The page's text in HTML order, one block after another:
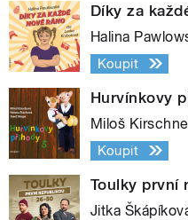
Díky za
Halina
Koupit
Hurvínkovy
Miloš
Koupit
Toulky první
Jitka